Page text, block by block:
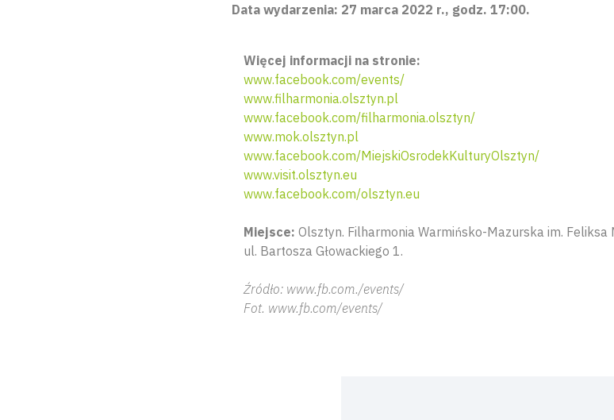
Data wydarzenia: 27 marca 2022 r., godz. 17:00.
Więcej informacji na stronie:
www.facebook.com/events/
www.filharmonia.olsztyn.pl
www.facebook.com/filharmonia.olsztyn/
www.mok.olsztyn.pl
www.facebook.com/MiejskiOsrodekKulturyOlsztyn/
www.visit.olsztyn.eu
www.facebook.com/olsztyn.eu
Miejsce: Olsztyn. Filharmonia Warmińsko-Mazurska im. Feliksa
ul. Bartosza Głowackiego 1.
Źródło: www.fb.com./events/
Fot. www.fb.com/events/